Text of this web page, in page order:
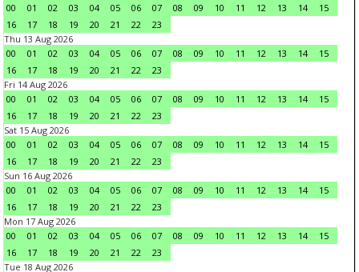
00
01 02 03 04 05 06 07 08 09 10 11 12 13 14
15
16
17 18 19 20 21 22
23
Thu 13 Aug 2026
00
01 02 03 04 05 06 07 08 09 10 11 12 13 14
15
16
17 18 19 20 21 22
23
Fri 14 Aug 2026
00
01 02 03 04 05 06 07 08 09 10 11 12 13 14
15
16
17 18 19 20 21 22
23
Sat 15 Aug 2026
00
01 02 03 04 05 06 07 08 09 10 11 12 13 14
15
16
17 18 19 20 21 22
23
Sun 16 Aug 2026
00
01 02 03 04 05 06 07 08 09 10 11 12 13 14
15
16
17 18 19 20 21 22
23
Mon 17 Aug 2026
00
01 02 03 04 05 06 07 08 09 10 11 12 13 14
15
16
17 18 19 20 21 22
23
Tue 18 Aug 2026